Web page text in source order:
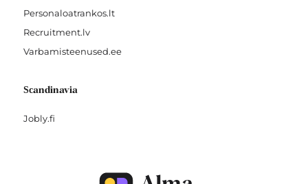
Personaloatrankos.lt
Recruitment.lv
Varbamisteenused.ee
Scandinavia
Jobly.fi